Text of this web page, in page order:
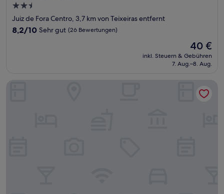
2.5-
Sterne-
Unterkunft
Juiz de Fora Centro, 3,7 km von Teixeiras entfernt
8.2
Bewertungen)
8,2/10 Sehr gut (26 Bewertungen)
Der
Preis
beträgt
40 €
inkl. Steuern & Gebühren
7. Aug.–8. Aug.
Hotel Regional JF